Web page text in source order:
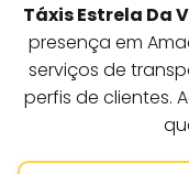
Táxis Estrela Da
presença em
serviços de
perfis de clientes.